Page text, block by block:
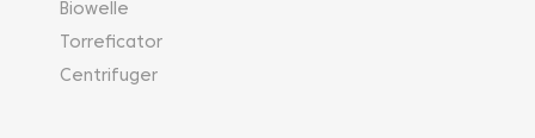
Biowelle
Torreficator
Centrifuger